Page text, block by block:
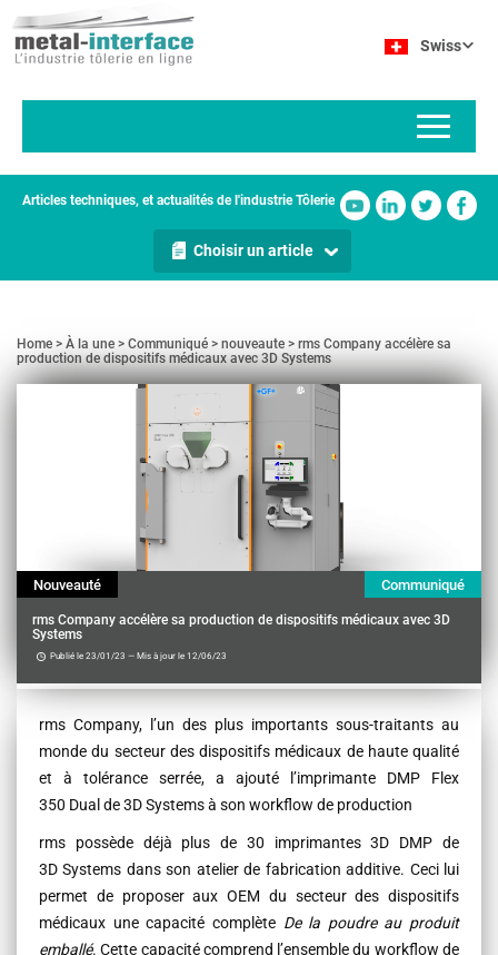
au
contenu
Swiss
Articles techniques, et actualités de l'industrie Tôlerie
Choisir un article
Home À la une Communiqué nouveaute
rms Company accélère sa
production de dispositifs médicaux avec 3D Systems
Nouveauté Communiqué
rms Company accélère sa production de dispositifs médicaux avec 3D
Systems
Publié le 23/01/23 — Mis à jour le 12/06/23
Contenu
rms Company, l’un des plus importants sous-traitants au
monde du secteur des dispositifs médicaux de haute qualité
et à tolérance serrée, a ajouté l’imprimante DMP Flex
350 Dual de 3D Systems à son workflow de production
rms possède déjà plus de 30 imprimantes 3D DMP de
3D Systems dans son atelier de fabrication additive. Ceci lui
permet de proposer aux OEM du secteur des dispositifs
médicaux une capacité complète De la poudre au produit
emballé. Cette capacité comprend l’ensemble du workflow de